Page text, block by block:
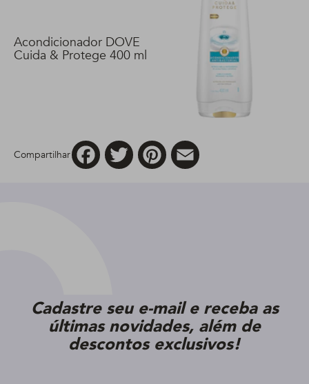
Acondicionador DOVE
Cuida & Protege 400 ml
Compartilhar
FacebookTwitter Pinterest
Cadastre seu e-mail e receba as
últimas novidades, além de
descontos exclusivos!